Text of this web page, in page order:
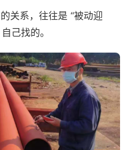
关系，往往是 “被动迎
己找的。